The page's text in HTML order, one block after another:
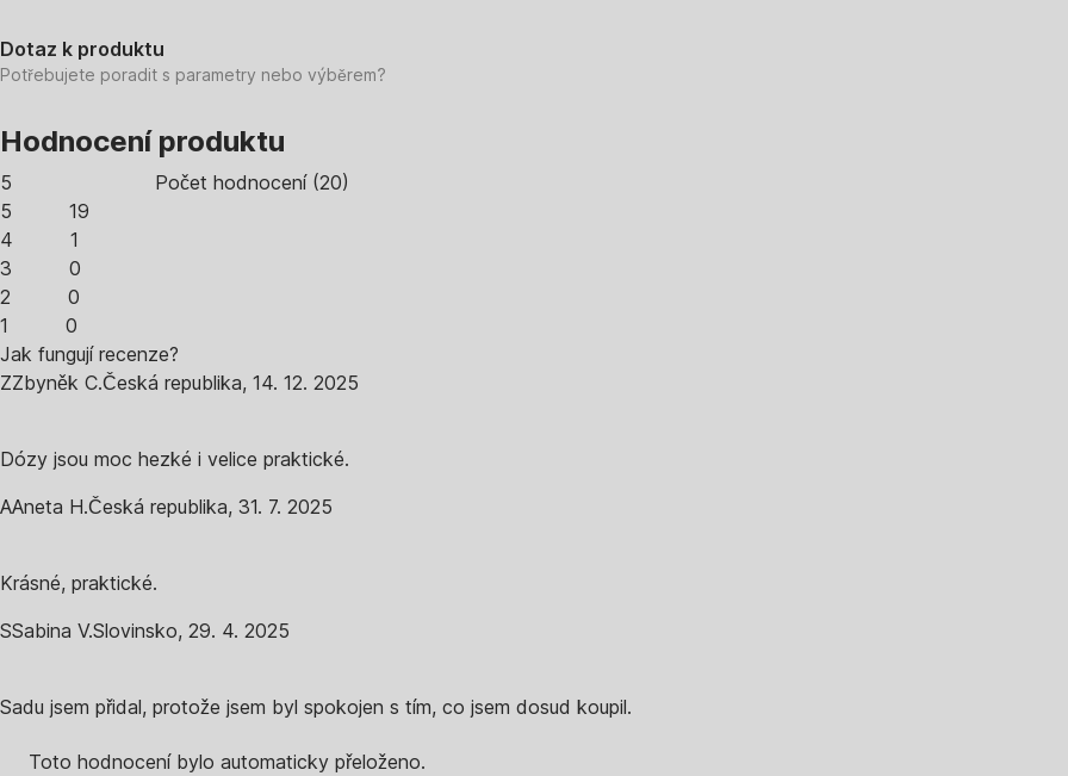
Dotaz k produktu
Potřebujete poradit s parametry nebo výběrem?
Hodnocení produktu
5 Počet hodnocení(20)
5
19
4
1
3
0
2
0
1
0
Jak fungují recenze?
ZZbyněk C.Česká republika, 14. 12. 2025
Dózy jsou moc hezké i velice praktické.
AAneta H.Česká republika, 31. 7. 2025
Krásné, praktické.
SSabina V.Slovinsko, 29. 4. 2025
Sadu jsem přidal, protože jsem byl spokojen s tím, co jsem dosud koupil.
Toto hodnocení bylo automaticky přeloženo.